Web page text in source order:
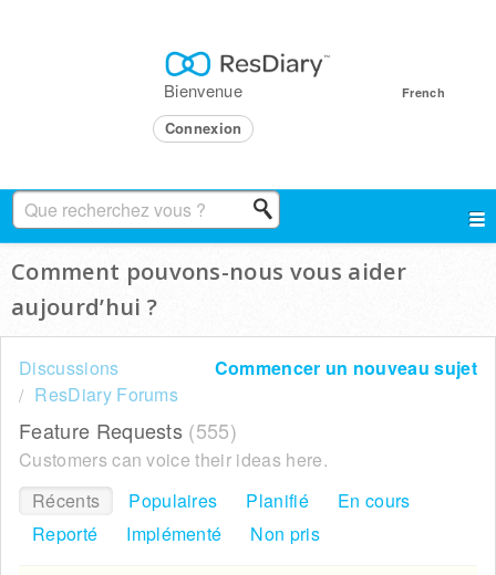
French
Bienvenue
Connexion
Comment pouvons-nous vous aider
aujourd’hui ?
Commencer un nouveau sujet
Discussions
ResDiary Forums
Feature Requests 555
Customers can voice their ideas here.
Récents
Populaires Planifié
En cours
Reporté
Implémenté Non pris